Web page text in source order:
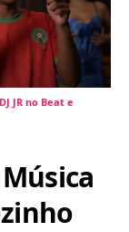
JR no Beat e